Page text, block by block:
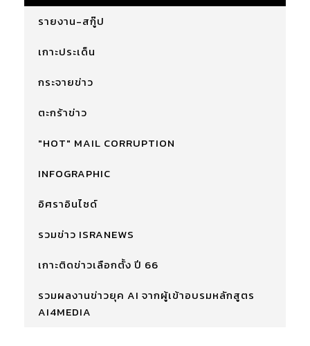
รายงาน-สกู๊ป
เกาะประเด็น
กระจายข่าว
ตะกร้าข่าว
"HOT" MAIL CORRUPTION
INFOGRAPHIC
อิศราอินไซด์
รวมข่าว ISRANEWS
เกาะติดข่าวเลือกตั้ง ปี 66
รวมผลงานข่าวยุค AI จากผู้เข้าอบรมหลักสูตร
AI4MEDIA